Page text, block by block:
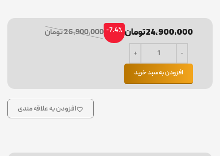
24,900,000 تومان -7.4% 26,900,000 تومان
افزودن به سبد خرید
افزودن به علاقه مندی